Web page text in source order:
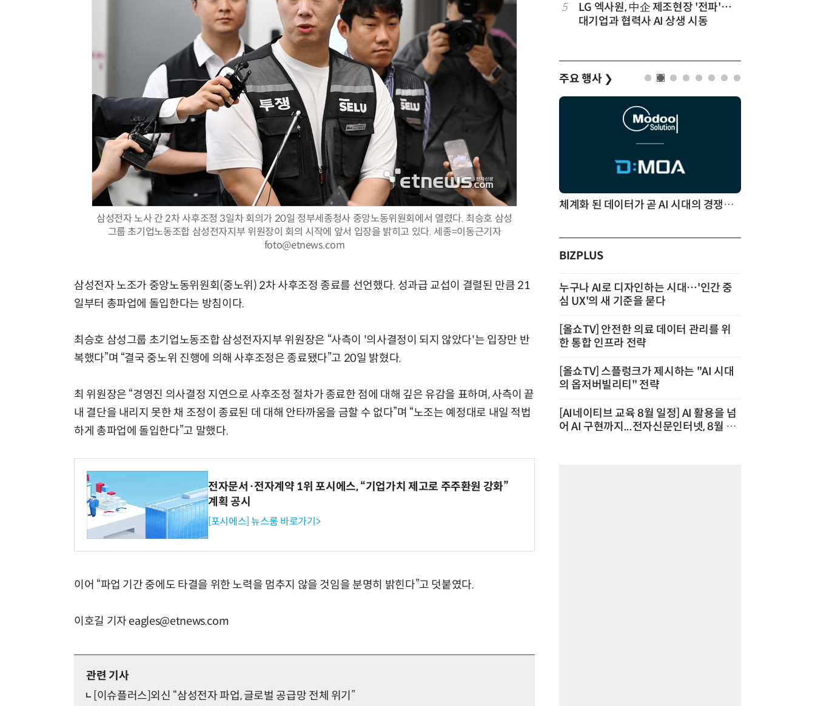
삼성전자 노사 간 2차 사후조정 3일차 회의가 20일 정부세종청사 중앙노동위원회에서 열렸다. 최승호 삼성
그룹 초기업노동조합 삼성전자지부 위원장이 회의 시작에 앞서 입장을 밝히고 있다. 세종=이동근기자
foto@etnews.com
삼성전자 노조가 중앙노동위원회(중노위) 2차 사후조정 종료를 선언했다. 성과급 교섭이 결렬된 만큼 21
일부터 총파업에 돌입한다는 방침이다.
최승호 삼성그룹 초기업노동조합 삼성전자지부 위원장은 “사측이 '의사결정이 되지 않았다'는 입장만 반
복했다”며 “결국 중노위 진행에 의해 사후조정은 종료됐다”고 20일 밝혔다.
최 위원장은 “경영진 의사결정 지연으로 사후조정 절차가 종료한 점에 대해 깊은 유감을 표하며, 사측이 끝
내 결단을 내리지 못한 채 조정이 종료된 데 대해 안타까움을 금할 수 없다”며 “노조는 예정대로 내일 적법
하게 총파업에 돌입한다”고 말했다.
전자문서·전자계약 1위 포시에스, “기업가치 제고로 주주환원 강화”
계획 공시
[포시에스] 뉴스룸 바로가기>
이어 “파업 기간 중에도 타결을 위한 노력을 멈추지 않을 것임을 분명히 밝힌다”고 덧붙였다.
이호길 기자 eagles@etnews.com
관련 기사
[이슈플러스]외신 “삼성전자 파업, 글로벌 공급망 전체 위기”
10 [사설] 美 AIDC 냉각 시장, 우리도 현
지 대응을
5
LG 엑사원, 中企 제조현장 '전파'…
대기업과 협력사 AI 상생 시동
주요 행사 ❯
AI Native Enterprise를 지원하는 AI Ready Data 플랫폼 활용 전략 체계화 된 데이터가 곧 AI 시대의 경쟁력이다
BIZPLUS
누구나 AI로 디자인하는 시대…'인간 중
심 UX'의 새 기준을 묻다
[올쇼TV] 안전한 의료 데이터 관리를 위
한 통합 인프라 전략
[올쇼TV] 스플렁크가 제시하는 "AI 시대
의 옵저버빌리티" 전략
[AI네이티브 교육 8월 일정] AI 활용을 넘
어 AI 구현까지...전자신문인터넷, 8월 실